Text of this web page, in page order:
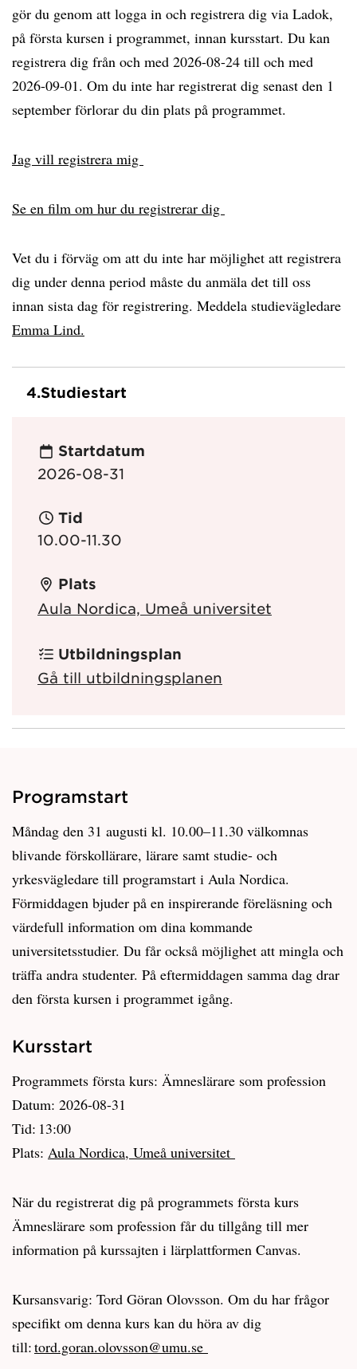
gör du genom att logga in och registrera dig via Ladok,
på första kursen i programmet, innan kursstart. Du kan
registrera dig från och med 2026-08-24 till och med
2026-09-01. Om du inte har registrerat dig senast den 1
september förlorar du din plats på programmet.
Jag vill registrera mig
Se en film om hur du registrerar dig
Vet du i förväg om att du inte har möjlighet att registrera
dig under denna period måste du anmäla det till oss
innan sista dag för registrering. Meddela studievägledare
Emma Lind.
4.Studiestart
Startdatum
2026-08-31
Tid
10.00-11.30
Plats
Aula Nordica, Umeå universitet
Utbildningsplan
Gå till utbildningsplanen
Programstart
Måndag den 31 augusti kl. 10.00–11.30 välkomnas
blivande förskollärare, lärare samt studie- och
yrkesvägledare till programstart i Aula Nordica.
Förmiddagen bjuder på en inspirerande föreläsning och
värdefull information om dina kommande
universitetsstudier. Du får också möjlighet att mingla och
träffa andra studenter. På eftermiddagen samma dag drar
den första kursen i programmet igång.
Kursstart
Programmets första kurs: Ämneslärare som profession
Datum: 2026-08-31
Tid: 13:00
Plats: Aula Nordica, Umeå universitet
När du registrerat dig på programmets första kurs
Ämneslärare som profession får du tillgång till mer
information på kurssajten i lärplattformen Canvas.
Kursansvarig: Tord Göran Olovsson. Om du har frågor
specifikt om denna kurs kan du höra av dig
till:tord.goran.olovsson@umu.se